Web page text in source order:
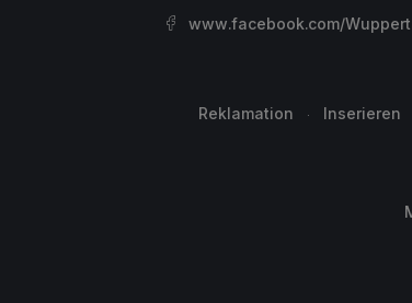
www.facebook.com/
Reklamation Inserieren